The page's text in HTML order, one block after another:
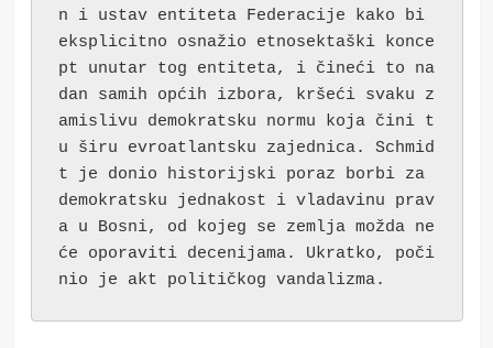
n i ustav entiteta Federacije kako bi
eksplicitno osnažio etnosektaški konce
pt unutar tog entiteta, i čineći to na
dan samih općih izbora, kršeći svaku z
amislivu demokratsku normu koja čini t
u širu evroatlantsku zajednica. Schmid
t je donio historijski poraz borbi za
demokratsku jednakost i vladavinu prav
a u Bosni, od kojeg se zemlja možda ne
će oporaviti decenijama. Ukratko, poči
nio je akt političkog vandalizma.